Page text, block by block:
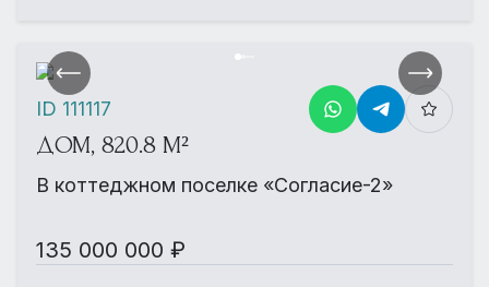
ДОМ, 820.8 М²
В коттеджном поселке «Согласие-2»
135 000 000 ₽
ID 111117